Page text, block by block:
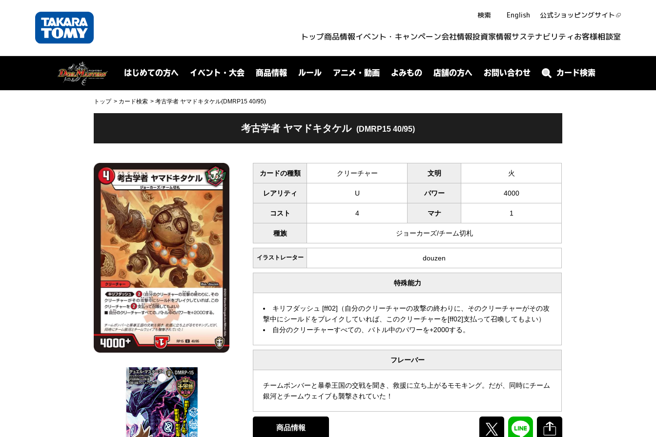
検索 English 公式ショッピングサイト
トップ商品情報イベント・キャンペーン会社情報投資家情報サステナビリティお客様相談室
はじめての方へ イベント・大会 商品情報 ルール アニメ・動画 よみもの 店舗の方へ お問い合わせ カード検索
トップ カード検索 考古学者 ヤマドキタケル(DMRP15 40/95)
考古学者 ヤマドキタケル (DMRP15 40/95)
カードの種類 クリーチャー 文明 火
レアリティ U パワー 4000
コスト 4 マナ 1
種族 ジョーカーズ/チーム切札
イラストレーター douzen
特殊能力
キリフダッシュ [ff02]（自分のクリーチャーの攻撃の終わりに、そのクリーチャーがその攻
撃中にシールドをブレイクしていれば、このクリーチャーを[ff02]支払って召喚してもよい）
自分のクリーチャーすべての、バトル中のパワーを+2000する。
フレーバー
チームボンバーと暴拳王国の交戦を聞き、救援に立ち上がるモモキング。だが、同時にチーム
銀河とチームウェイブも襲撃されていた！
商品情報